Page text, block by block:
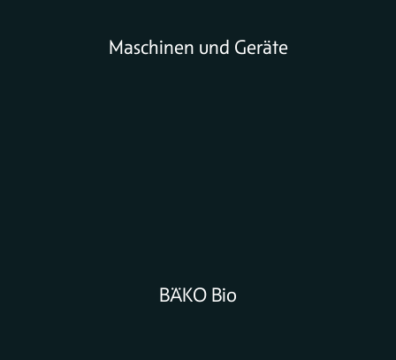
Maschinen und Geräte
BÄKO Bio